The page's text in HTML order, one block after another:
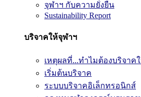
จุฬาฯ กับความยั่งยืน
Sustainability Report
บริจาคให้จุฬาฯ
เหตุผลที่...ทำไมต้องบริจาค
เริ่มต้นบริจาค
ระบบบริจาคอิเล็กทรอนิกส์